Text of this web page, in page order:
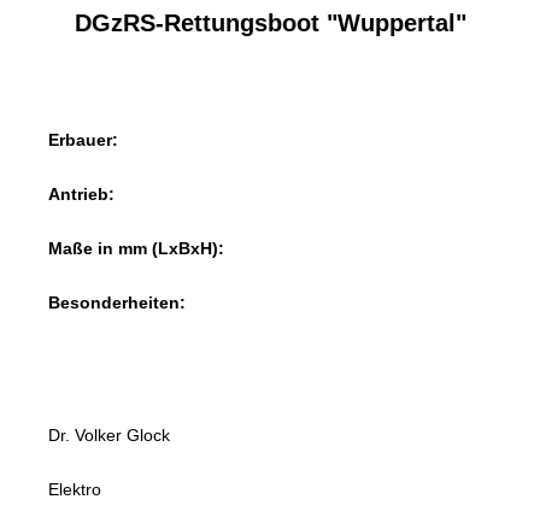
DGzRS-Rettungsboot "Wuppertal"
Erbauer:
Antrieb:
Maße in mm (LxBxH):
Besonderheiten:
Dr. Volker Glock
Elektro